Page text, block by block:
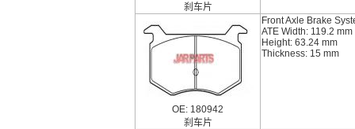
刹车片
OE: 180942
刹车片
Front Axle Brake
ATE Width: 119.2 mm
Height: 63.24 mm
Thickness: 15 mm